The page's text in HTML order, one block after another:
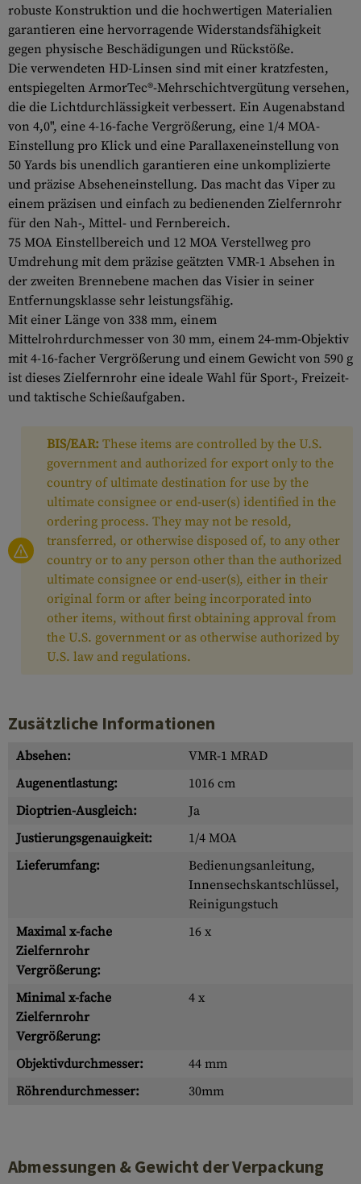
robuste Konstruktion und die hochwertigen Materialien
garantieren eine hervorragende Widerstandsfähigkeit
gegen physische Beschädigungen und Rückstöße.
Die verwendeten HD-Linsen sind mit einer kratzfesten,
entspiegelten ArmorTec®-Mehrschichtvergütung versehen,
die die Lichtdurchlässigkeit verbessert. Ein Augenabstand
von 4,0", eine 4-16-fache Vergrößerung, eine 1/4 MOA-
Einstellung pro Klick und eine Parallaxeneinstellung von
50 Yards bis unendlich garantieren eine unkomplizierte
und präzise Abseheneinstellung. Das macht das Viper zu
einem präzisen und einfach zu bedienenden Zielfernrohr
für den Nah-, Mittel- und Fernbereich.
75 MOA Einstellbereich und 12 MOA Verstellweg pro
Umdrehung mit dem präzise geätzten VMR-1 Absehen in
der zweiten Brennebene machen das Visier in seiner
Entfernungsklasse sehr leistungsfähig.
Mit einer Länge von 338 mm, einem
Mittelrohrdurchmesser von 30 mm, einem 24-mm-Objektiv
mit 4-16-facher Vergrößerung und einem Gewicht von 590 g
ist dieses Zielfernrohr eine ideale Wahl für Sport-, Freizeit-
und taktische Schießaufgaben.
BIS/EAR: These items are controlled by the U.S.
government and authorized for export only to the
country of ultimate destination for use by the
ultimate consignee or end-user(s) identified in the
ordering process. They may not be resold,
transferred, or otherwise disposed of, to any other
country or to any person other than the authorized
ultimate consignee or end-user(s), either in their
original form or after being incorporated into
other items, without first obtaining approval from
the U.S. government or as otherwise authorized by
U.S. law and regulations.
Zusätzliche Informationen
Absehen:
VMR-1 MRAD
Augenentlastung:
1016 cm
Dioptrien-Ausgleich:
Ja
Justierungsgenauigkeit:
1/4 MOA
Lieferumfang:
Bedienungsanleitung,
Innensechskantschlüssel,
Reinigungstuch
Maximal x-fache
Zielfernrohr
Vergrößerung:
16 x
Minimal x-fache
Zielfernrohr
Vergrößerung:
4 x
Objektivdurchmesser:
44 mm
Röhrendurchmesser:
30mm
Abmessungen & Gewicht der Verpackung